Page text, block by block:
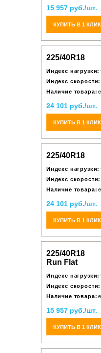
15 957 руб./шт.
КУПИТЬ В 1 КЛИК
225/40R18
Индекс нагрузки:
Индекс скорости:
Наличие товара:
24 101 руб./шт.
КУПИТЬ В 1 КЛИК
225/40R18
Индекс нагрузки:
Индекс скорости:
Наличие товара:
24 101 руб./шт.
КУПИТЬ В 1 КЛИК
225/40R18
Run Flat
Индекс нагрузки:
Индекс скорости:
Наличие товара:
15 957 руб./шт.
КУПИТЬ В 1 КЛИК